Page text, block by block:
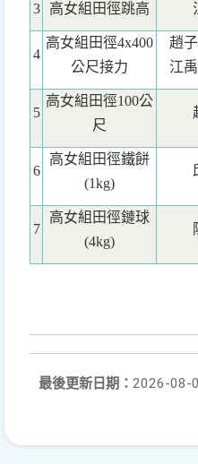
3 高女組田徑跳高
4
高女組田徑4x400
公尺接力
趙
江
5
高女組田徑100公
尺
6
高女組田徑鐵餅
(1kg)
7
高女組田徑鏈球
(4kg)
最後更新日期： 2026-08-